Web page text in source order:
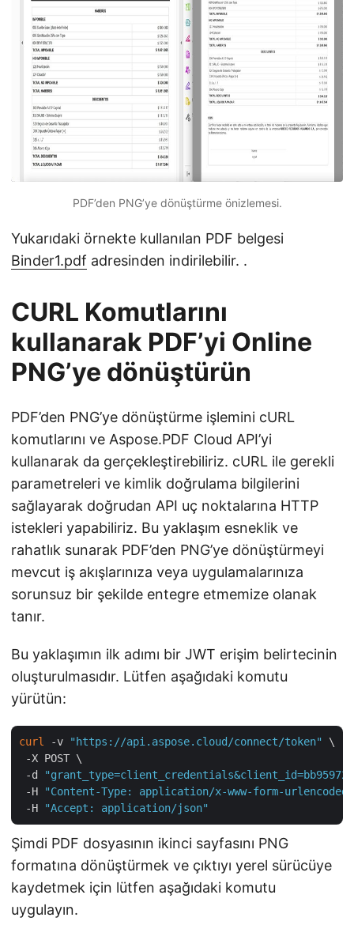
PDF’den PNG’ye dönüştürme önizlemesi.
Yukarıdaki örnekte kullanılan PDF belgesi
Binder1.pdf adresinden indirilebilir. .
CURL Komutlarını
kullanarak PDF’yi Online
PNG’ye dönüştürün
PDF’den PNG’ye dönüştürme işlemini cURL
komutlarını ve Aspose.PDF Cloud API’yi
kullanarak da gerçekleştirebiliriz. cURL ile gerekli
parametreleri ve kimlik doğrulama bilgilerini
sağlayarak doğrudan API uç noktalarına HTTP
istekleri yapabiliriz. Bu yaklaşım esneklik ve
rahatlık sunarak PDF’den PNG’ye dönüştürmeyi
mevcut iş akışlarınıza veya uygulamalarınıza
sorunsuz bir şekilde entegre etmemize olanak
tanır.
Bu yaklaşımın ilk adımı bir JWT erişim belirtecinin
oluşturulmasıdır. Lütfen aşağıdaki komutu
yürütün:
curl -v "https://api.aspose.cloud/connect/token"
\
-X POST \
-d
"grant_type=client_credentials&client_id=bb959721-
-H
"Content-Type: application/x-www-form-urlencoded"
-H
"Accept: application/json"
Şimdi PDF dosyasının ikinci sayfasını PNG
formatına dönüştürmek ve çıktıyı yerel sürücüye
kaydetmek için lütfen aşağıdaki komutu
uygulayın.